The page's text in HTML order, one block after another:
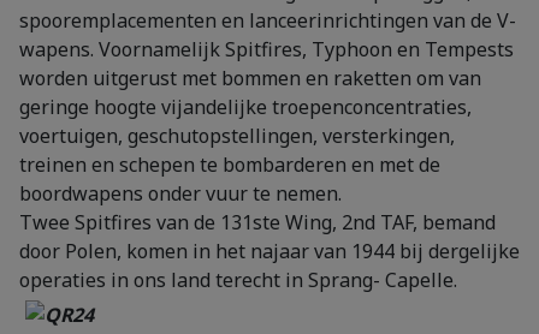
spooremplacementen en lanceerinrichtingen van de V-
wapens. Voornamelijk Spitfires, Typhoon en Tempests
worden uitgerust met bommen en raketten om van
geringe hoogte vijandelijke troepenconcentraties,
voertuigen, geschutopstellingen, versterkingen,
treinen en schepen te bombarderen en met de
boordwapens onder vuur te nemen.
Twee Spitfires van de 131ste Wing, 2nd TAF, bemand
door Polen, komen in het najaar van 1944 bij dergelijke
operaties in ons land terecht in Sprang- Capelle.